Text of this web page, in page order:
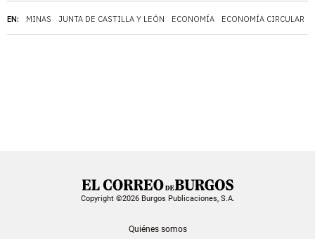
EN: MINAS JUNTA DE CASTILLA Y LEÓN ECONOMÍA ECONOMÍA CIRCULAR
Copyright ©2026 Burgos Publicaciones, S.A.
Quiénes somos